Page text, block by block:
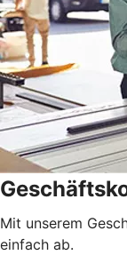
Mit unserem
einfach ab.